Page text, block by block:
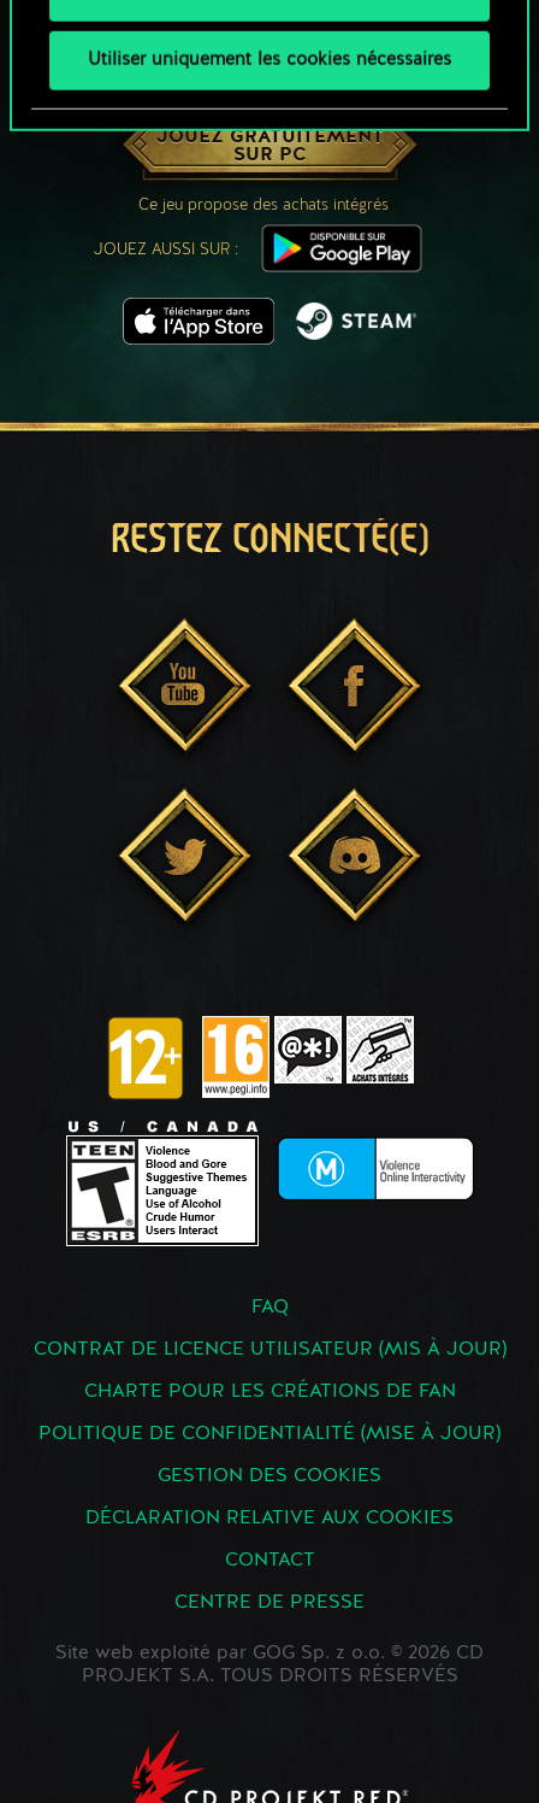
Utiliser uniquement les cookies nécessaires
UNE PETITE PARTIE DE GWENT ?
JOUEZ GRATUITEMENT
SUR PC
Ce jeu propose des achats intégrés
JOUEZ AUSSI SUR :
RESTEZ CONNECTÉ(E)
FAQ
CONTRAT DE LICENCE UTILISATEUR (MIS À JOUR)
CHARTE POUR LES CRÉATIONS DE FAN
POLITIQUE DE CONFIDENTIALITÉ (MISE À JOUR)
GESTION DES COOKIES
DÉCLARATION RELATIVE AUX COOKIES
CONTACT
CENTRE DE PRESSE
Site web exploité par GOG Sp. z o.o. © 2026 CD
PROJEKT S.A. TOUS DROITS RÉSERVÉS